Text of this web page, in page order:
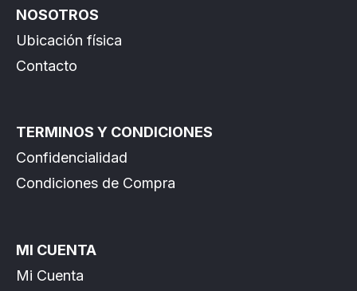
NOSOTROS
Ubicación física
Contacto
TERMINOS Y CONDICIONES
Confidencialidad
Condiciones de Compra
MI CUENTA
Mi Cuenta